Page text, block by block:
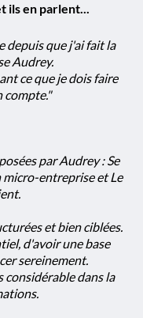
ils en parlent...
depuis que j'ai fait la
Audrey.
ce que je dois faire
compte."
par Audrey : Se
entreprise et Le
et bien ciblées.
d'avoir une base
sereinement.
considérable dans la